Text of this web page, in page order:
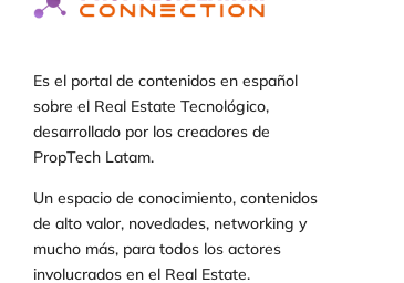
Es el portal de contenidos en español
sobre el Real Estate Tecnológico,
desarrollado por los creadores de
PropTech Latam.
Un espacio de conocimiento, contenidos
de alto valor, novedades, networking y
mucho más, para todos los actores
involucrados en el Real Estate.